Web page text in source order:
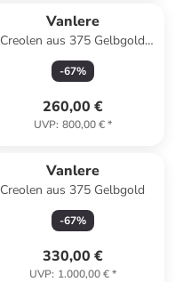
Vanlere
Creolen aus 375 Gelbgold
gedreht
-67%
260,00 €
UVP: 800,00 €*
Vanlere
Creolen aus 375 Gelbgold
-67%
330,00 €
UVP: 1.000,00 €*